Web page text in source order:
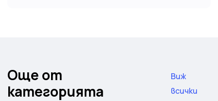
Още от
категорията
Виж
всички